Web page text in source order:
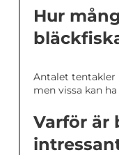
Hur
Antalet tentakler
men vissa kan
Varför är